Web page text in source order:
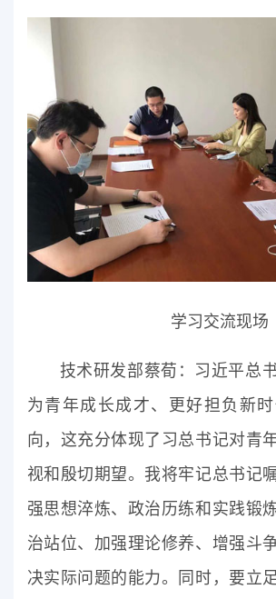
学习交流现场
技术研发部蔡荀：习近平总
为青年成长成才、更好担负新
向，这充分体现了习总书记对青
视和殷切期望。我将牢记总书记
强思想淬炼、政治历练和实践锻
治站位、加强理论修养、增强斗
决实际问题的能力。同时，要立